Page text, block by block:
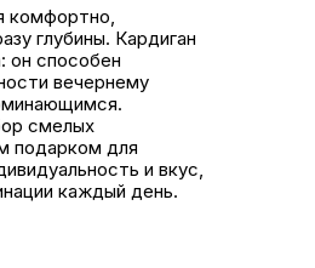
комфортно,
глубины. Кардиган
он способен
вечернему
смелых
подарком для
и вкус,
каждый день.